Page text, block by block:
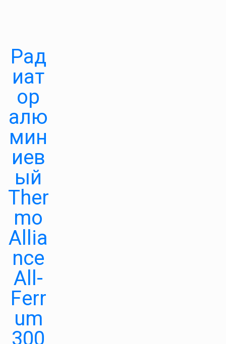
Рад
иат
ор
алю
мин
иев
ый
Ther
mo
Allia
nce
All-
Ferr
um
300